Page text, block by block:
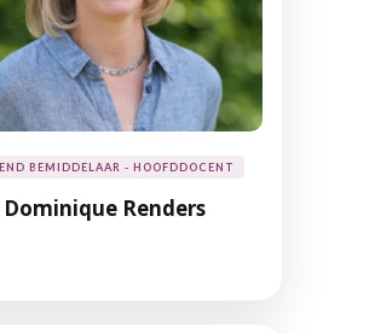
BEMIDDELAAR - HOOFDDOCENT
Dominique Renders